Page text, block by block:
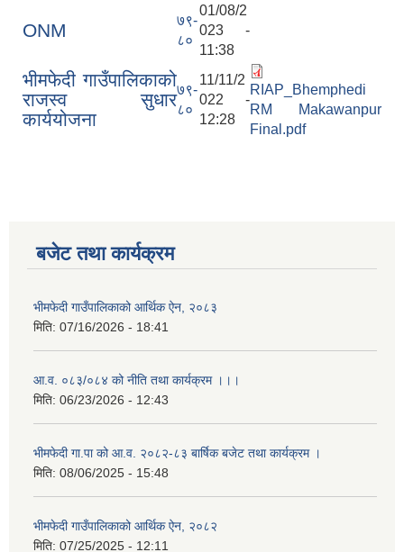
ONM
७९-
८०
01/08/2
023 -
11:38
भीमफेदी गाउँपालिकाको
राजस्व सुधार
कार्ययोजना
७९-
८०
11/11/2
022 -
12:28
RIAP_Bhemphedi
RM Makawanpur
Final.pdf
बजेट तथा कार्यक्रम
भीमफेदी गाउँपालिकाको आर्थिक ऐन, २०८३
मिति: 07/16/2026 - 18:41
आ.व. ०८३/०८४ को नीति तथा कार्यक्रम ।।।
मिति: 06/23/2026 - 12:43
भीमफेदी गा.पा को आ.व. २०८२-८३ बार्षिक बजेट तथा कार्यक्रम ।
मिति: 08/06/2025 - 15:48
भीमफेदी गाउँपालिकाको आर्थिक ऐन, २०८२
मिति: 07/25/2025 - 12:11